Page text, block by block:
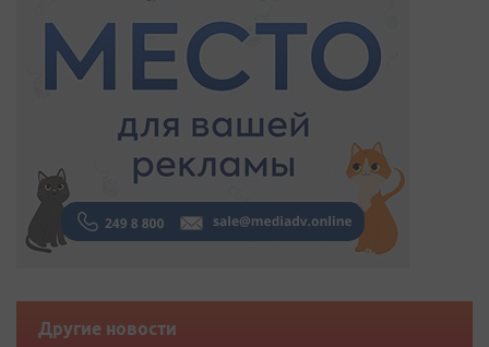
Другие новости